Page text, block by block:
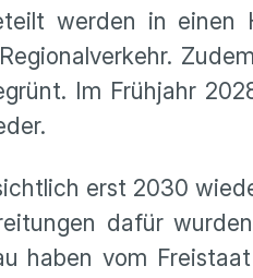
werden in einen
Im Frühjahr
erst 2030
dafür
haben vom